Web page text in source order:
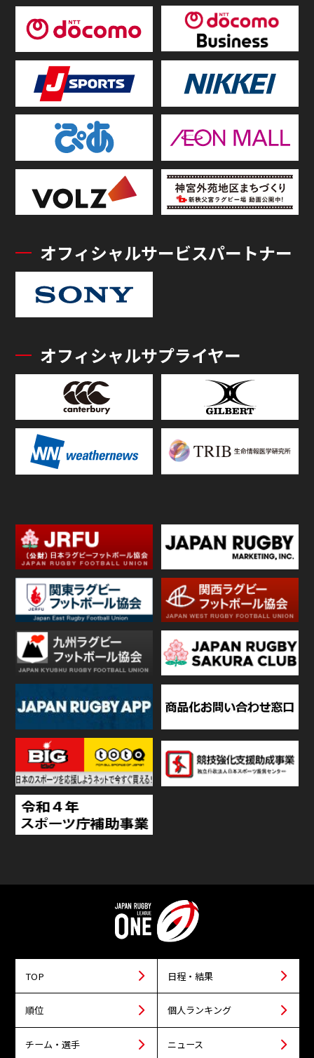
オフィシャルサービスパートナー
オフィシャルサプライヤー
TOP 日程・結果
順位 個人ランキング
チーム・選手 ニュース